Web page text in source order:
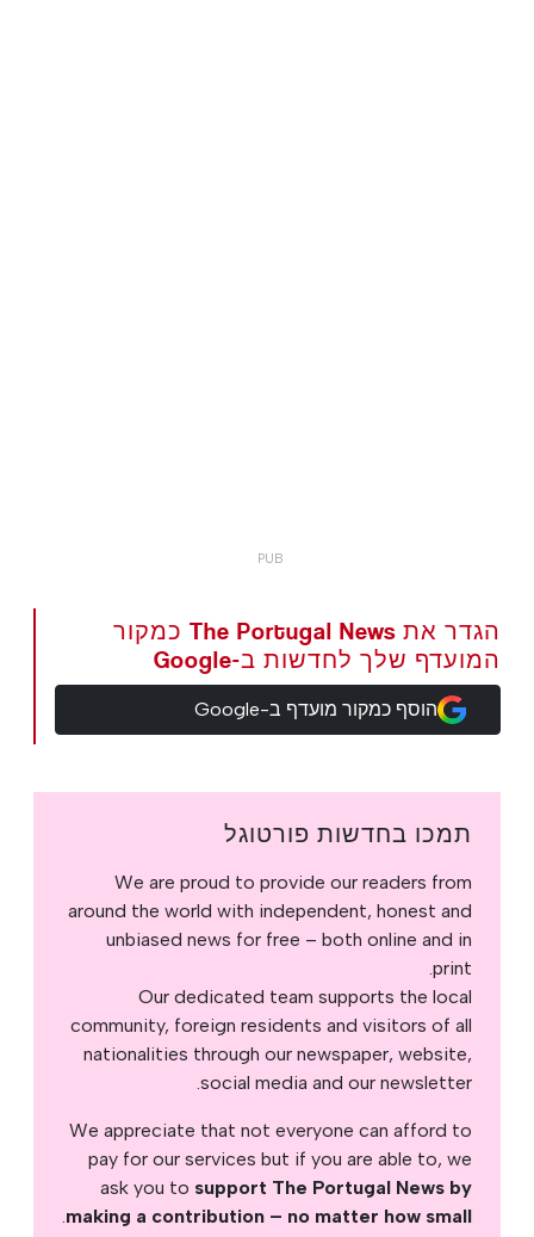
הגדר את The Portugal News כמקור
המועדף שלך לחדשות ב-Google
הוסף כמקור מועדף ב-Google
תמכו בחדשות פורטוגל
We are proud to provide our readers from
around the world with independent, honest and
unbiased news for free – both online and in
print.
Our dedicated team supports the local
community, foreign residents and visitors of all
nationalities through our newspaper, website,
social media and our newsletter.
We appreciate that not everyone can afford to
pay for our services but if you are able to, we
ask you to support The Portugal News by
making a contribution – no matter how small
.